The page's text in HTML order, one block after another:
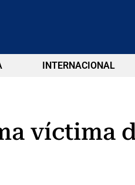
INTERNACIONAL
víctima